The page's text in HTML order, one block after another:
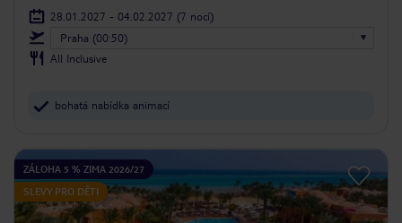
28.01.2027 - 04.02.2027 (7 nocí)
Praha (00:50)
All Inclusive
bohatá nabídka animací
ZÁLOHA 5 % ZIMA 2026/27
SLEVY PRO DĚTI